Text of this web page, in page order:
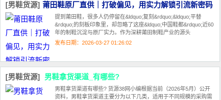
[男鞋货源] 莆田鞋原厂直供｜打破偏见，用实力解锁引流新密码
提到莆田鞋，很多人仍停留在&ldquo;复刻&rdquo;&ldquo;平替
&rdquo;的刻板印象里，却忽略了这座&ldquo;中国鞋都&rdquo;近60
年的制鞋沉淀与原厂实力。作为深耕莆田制鞋产业的源头
发布日期：2026-03-27 01:26:02
[男鞋货源] 男鞋拿货渠道_有哪些?
男鞋拿货渠道有哪些? 货源38网小编根据当前（2026年5月）公开
资料，男鞋拿货渠道主要分为以下几类，适用于不同规模的采购需